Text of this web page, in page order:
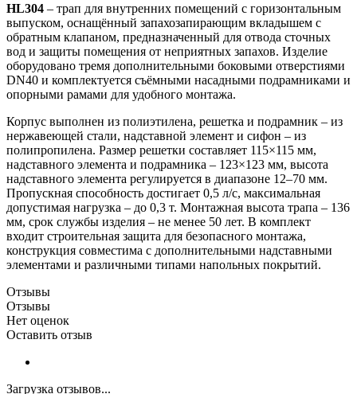
HL304 – трап для внутренних помещений с горизонтальным
выпуском, оснащённый запахозапирающим вкладышем с
обратным клапаном, предназначенный для отвода сточных
вод и защиты помещения от неприятных запахов. Изделие
оборудовано тремя дополнительными боковыми отверстиями
DN40 и комплектуется съёмными насадными подрамниками и
опорными рамами для удобного монтажа.
Корпус выполнен из полиэтилена, решетка и подрамник – из
нержавеющей стали, надставной элемент и сифон – из
полипропилена. Размер решетки составляет 115×115 мм,
надставного элемента и подрамника – 123×123 мм, высота
надставного элемента регулируется в диапазоне 12–70 мм.
Пропускная способность достигает 0,5 л/с, максимальная
допустимая нагрузка – до 0,3 т. Монтажная высота трапа – 136
мм, срок службы изделия – не менее 50 лет. В комплект
входит строительная защита для безопасного монтажа,
конструкция совместима с дополнительными надставными
элементами и различными типами напольных покрытий.
Отзывы
Отзывы
Нет оценок
Оставить отзыв
Загрузка отзывов...